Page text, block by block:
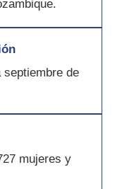
septiembre de
mujeres y